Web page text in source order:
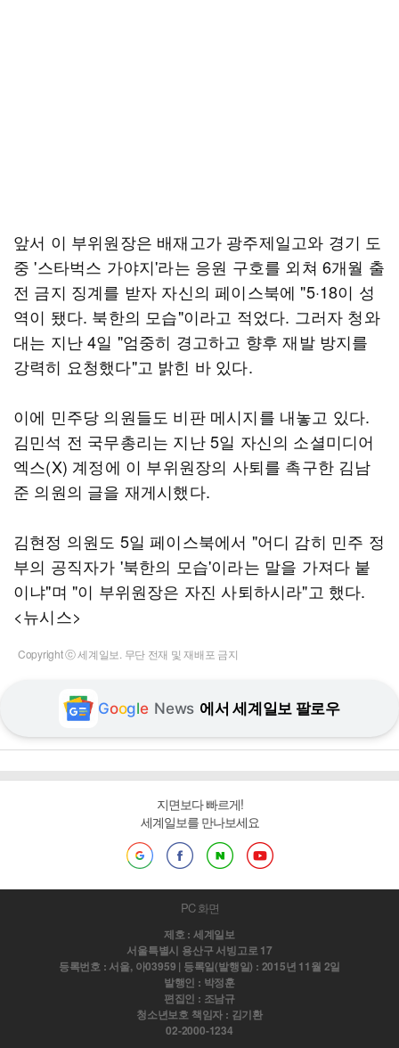
앞서 이 부위원장은 배재고가 광주제일고와 경기 도
중 '스타벅스 가야지'라는 응원 구호를 외쳐 6개월 출
전 금지 징계를 받자 자신의 페이스북에 "5·18이 성
역이 됐다. 북한의 모습"이라고 적었다. 그러자 청와
대는 지난 4일 "엄중히 경고하고 향후 재발 방지를
강력히 요청했다"고 밝힌 바 있다.
이에 민주당 의원들도 비판 메시지를 내놓고 있다.
김민석 전 국무총리는 지난 5일 자신의 소셜미디어
엑스(X) 계정에 이 부위원장의 사퇴를 촉구한 김남
준 의원의 글을 재게시했다.
김현정 의원도 5일 페이스북에서 "어디 감히 민주 정
부의 공직자가 '북한의 모습'이라는 말을 가져다 붙
이냐"며 "이 부위원장은 자진 사퇴하시라"고 했다.
<뉴시스>
Copyright ⓒ 세계일보. 무단 전재 및 재배포 금지
Google News 에서 세계일보 팔로우
지면보다 빠르게!
세계일보를 만나보세요
PC 화면
제호 : 세계일보
서울특별시 용산구 서빙고로 17
등록번호 : 서울, 아03959 | 등록일(발행일) : 2015년 11월 2일
발행인 : 박정훈
편집인 : 조남규
청소년보호 책임자 : 김기환
02-2000-1234